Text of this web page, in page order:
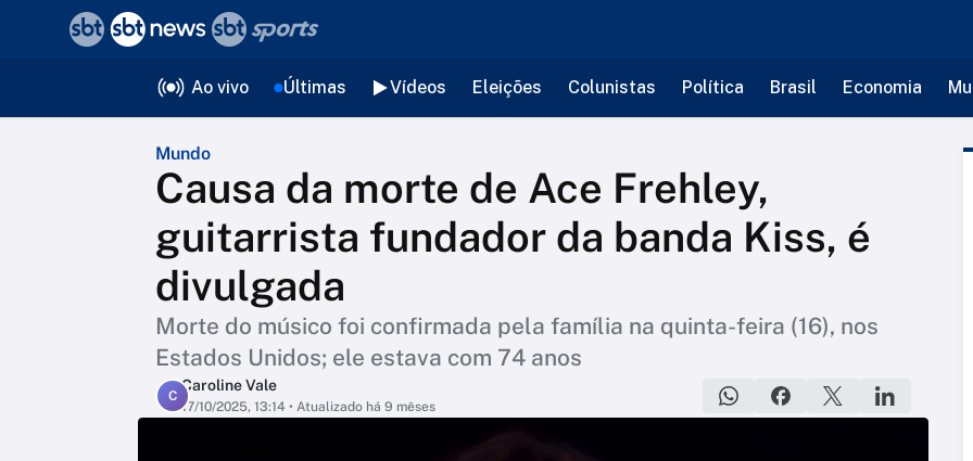
Ao vivo Últimas Vídeos Eleições Colunistas Política Brasil Economia
Mundo
Causa da morte de Ace Frehley,
guitarrista fundador da banda Kiss, é
divulgada
Morte do músico foi confirmada pela família na quinta-feira (16), nos
Estados Unidos; ele estava com 74 anos
C
Caroline Vale
17/10/2025, 13:14 • Atualizado há 9 mêses
voltar
Editorias